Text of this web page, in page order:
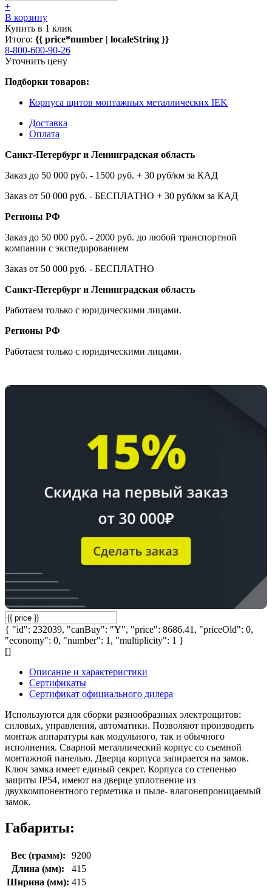
+
В корзину
Купить в 1 клик
Итого: {{ price*number | localeString }}
8-800-600-90-26
Уточнить цену
Подборки товаров:
Корпуса щитов монтажных металлических IEK
Доставка
Оплата
Санкт-Петербург и Ленинградская область
Заказ до 50 000 руб. - 1500 руб. + 30 руб/км за КАД
Заказ от 50 000 руб. - БЕСПЛАТНО + 30 руб/км за КАД
Регионы РФ
Заказ до 50 000 руб. - 2000 руб. до любой транспортной
компании с экспедированием
Заказ от 50 000 руб. - БЕСПЛАТНО
Санкт-Петербург и Ленинградская область
Работаем только с юридическими лицами.
Регионы РФ
Работаем только с юридическими лицами.
{ "id": 232039, "canBuy": "Y", "price": 8686.41, "priceOld": 0,
"economy": 0, "number": 1, "multiplicity": 1 }
[]
Описание и характеристики
Сертификаты
Сертификат официального дилера
Используются для сборки разнообразных электрощитов:
силовых, управления, автоматики. Позволяют производить
монтаж аппаратуры как модульного, так и обычного
исполнения. Сварной металлический корпус со съемной
монтажной панелью. Дверца корпуса запирается на замок.
Ключ замка имеет единый секрет. Корпуса со степенью
защиты IP54, имеют на дверце уплотнение из
двухкомпонентного герметика и пыле- влагонепроницаемый
замок.
Габариты:
Вес (грамм):
9200
Длина (мм):
415
Ширина (мм): 415